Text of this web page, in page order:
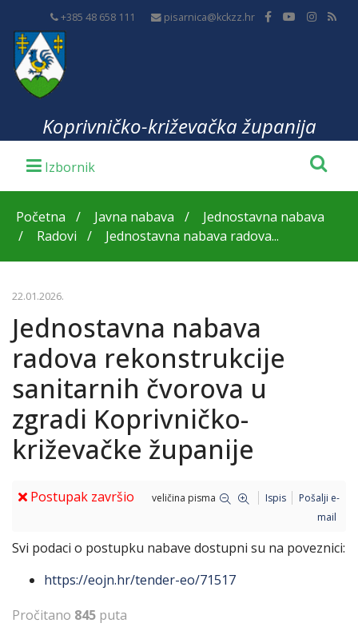
+385 48 658 111 pisarnica@kckzz.hr
Koprivničko-križevačka županija
Početna Javna nabava
Jednostavna nabava
Radovi
Jednostavna nabava radova...
22.01.2026.
Jednostavna nabava
radova rekonstrukcije
sanitarnih čvorova u
zgradi Koprivničko-
križevačke županije
Postupak završio veličina pisma Ispis
Pošalji e-
mail
Svi podaci o postupku nabave dostupni su na poveznici:
https://eojn.hr/tender-eo/71517
Pročitano 845 puta